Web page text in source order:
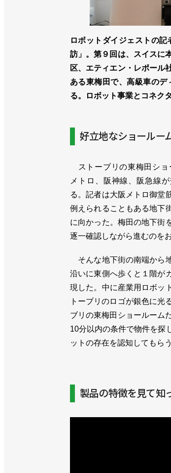
ロボットダイジェストの
訪」。第９回は、スイスに
区、エティエン・レポール
ある東梅田で、高級車の
る。ロボット事業とコネク
好立地なショールー
ストーブリの東梅田ショ
メトロ、阪神線、阪急線
る。記者は大阪メトロ御堂
例えられることもある地下
に向かった。梅田の地下街
逐一確認しながら進むのを
そんな地下街の南端から
沿いに東側へ歩くと１階が
現した。中に産業用ロボッ
トーブリのロゴが銀色に光
ブリの東梅田ショールーム
10分以内の条件で物件を探
ットの存在を認知してもら
製品の特徴を見て知